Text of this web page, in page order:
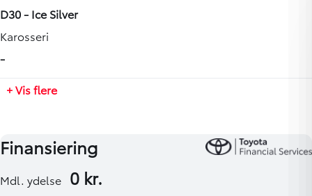
D30 - Ice Silver
Karosseri
-
-
Tilkoblingsvægt med bremser
+ Vis flere